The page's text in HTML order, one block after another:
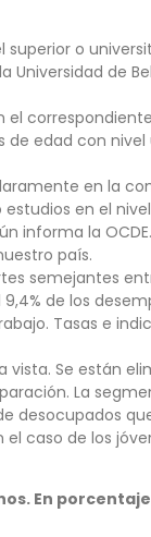
superior o
Universidad de
correspondiente
de edad con
en la
en el
informa la
país.
semejantes
de los
Tasas e
vista. Se están
La
desocupados
caso de los
En